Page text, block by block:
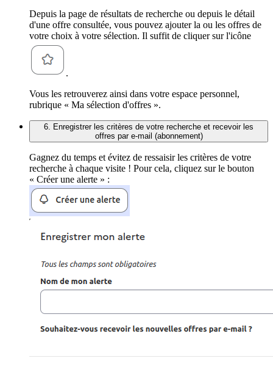
Depuis la page de résultats de recherche ou depuis le détail
d'une offre consultée, vous pouvez ajouter la ou les offres de
votre choix à votre sélection. Il suffit de cliquer sur l'icône
.
Vous les retrouverez ainsi dans votre espace personnel,
rubrique « Ma sélection d'offres ».
6. Enregistrer les critères de votre recherche et recevoir les
offres par e-mail (abonnement)
Gagnez du temps et évitez de ressaisir les critères de votre
recherche à chaque visite ! Pour cela, cliquez sur le bouton
« Créer une alerte » :